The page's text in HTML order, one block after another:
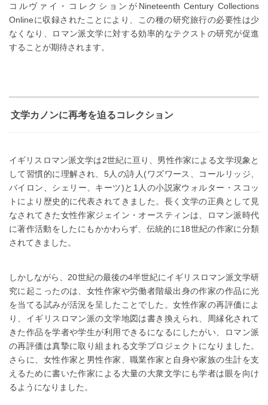
コルヴァイ・コレクションがNineteenth Century Collections
Onlineに収録されたことにより、この種の研究旅行の必要性は少
なくなり、ロマン派文学に対する効率的なテクストの研究が促進
することが期待されます。
文学カノンに再考を迫るコレクション
イギリスロマン派文学は2世紀に亘り、男性作家による文学現象と
して習慣的に理解され、5人の詩人(ワズワース、コールリッジ、
バイロン、シェリー、キーツ)と1人の小説家ウォルター・スコッ
トにより歴史的に代表されてきました。長く文学の正典として見
なされてきた女性作家ジェイン・オースティンは、ロマン派時代
に著作活動をしたにもかかわらず、伝統的に18世紀の作家に分類
されてきました。
しかしながら、20世紀の最後の4半世紀にイギリスロマン派文学研
究に起こったのは、女性作家や労働者階級出身の作家の作品に光
を当てる試みが活況を呈したことでした。女性作家の再評価によ
り、イギリスロマン派の文学地図は書き換えられ、周縁化されて
きた作品を学者や学生が利用できるになるにしたがい、ロマン派
の再評価は真摯に取り組まれる文学プロジェクトになりました。
さらに、女性作家と男性作家、職業作家と自身や家族の生計を支
えるために書いた作家による大量の大衆文学にも学者は眼を向け
るようになりました。